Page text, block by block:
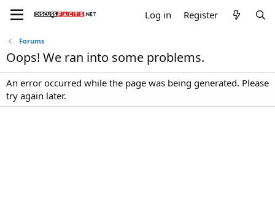
Log in Register
Forums
Oops! We ran into some problems.
An error occurred while the page was being generated. Please
try again later.